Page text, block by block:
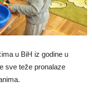
u BiH iz godine u
sve teže pronalaze